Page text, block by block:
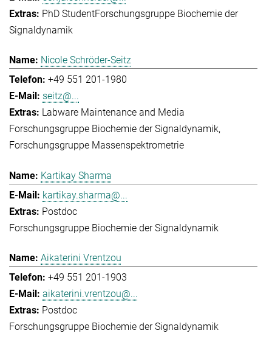
PhD StudentForschungsgruppe Biochemie der
Signaldynamik
Nicole Schröder-Seitz
+49 551 201-1980
seitz@...
Labware Maintenance and Media
Forschungsgruppe Biochemie der Signaldynamik
Forschungsgruppe Massenspektrometrie
Kartikay Sharma
kartikay.sharma@...
Postdoc
Forschungsgruppe Biochemie der Signaldynamik
Aikaterini Vrentzou
+49 551 201-1903
aikaterini.vrentzou@...
Postdoc
Forschungsgruppe Biochemie der Signaldynamik